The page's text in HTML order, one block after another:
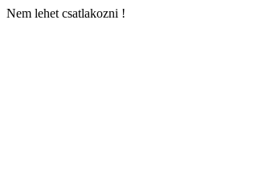
Nem lehet csatlakozni !